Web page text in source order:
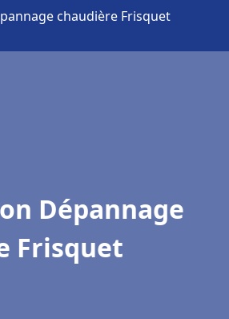
chaudière Frisquet
Dépannage
Frisquet